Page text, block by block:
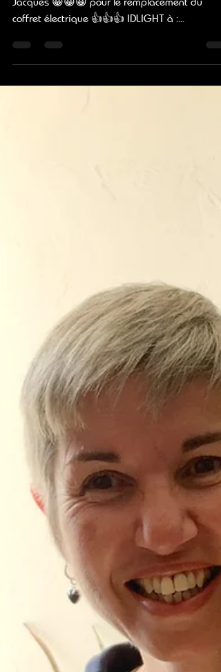
ID.LIGHT
Encore un petit tour à Niort chez Anne Marie et